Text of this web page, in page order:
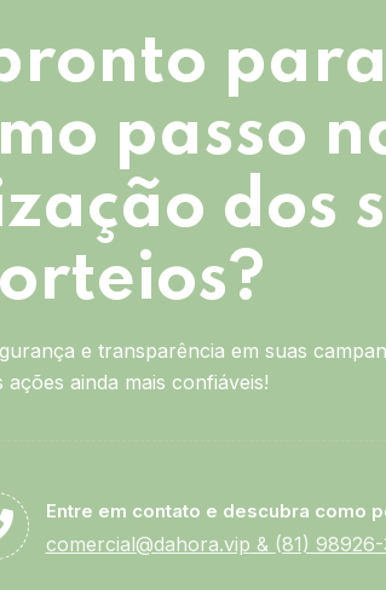
passo
dos
e transparência em suas
ações ainda mais confiáveis!
Entre em contato e descubra como
comercial@dahora.vip & (81)